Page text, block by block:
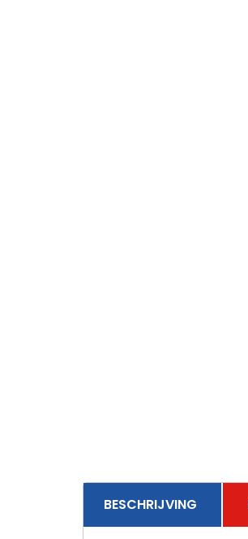
BESCHRIJVING